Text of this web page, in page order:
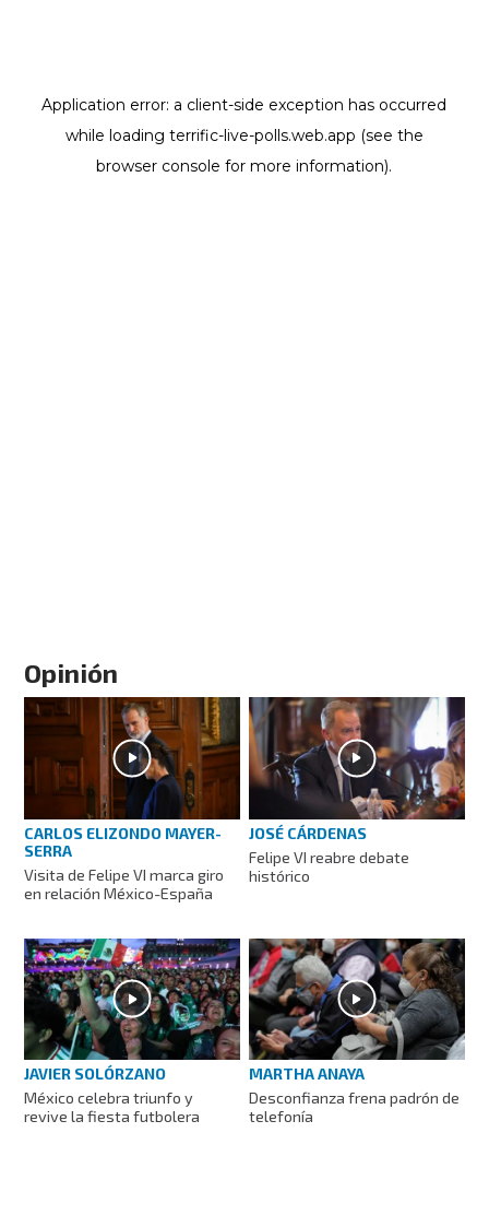
Opinión
CARLOS ELIZONDO MAYER-
SERRA
Visita de Felipe VI marca giro
en relación México-España
JOSÉ CÁRDENAS
Felipe VI reabre debate
histórico
JAVIER SOLÓRZANO
México celebra triunfo y
revive la fiesta futbolera
MARTHA ANAYA
Desconfianza frena padrón de
telefonía